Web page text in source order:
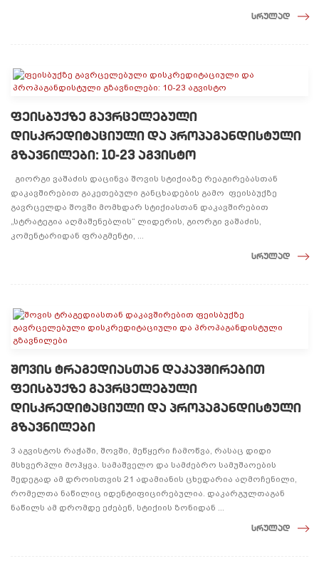
სრულად
ფეისბუქზე გავრცელებული
დისკრედიტაციული და პროპაგანდისტული
გზავნილები: 10-23 აგვისტო
გიორგი ვაშაძის დაცინვა შოვის სტიქიაზე რეაგირებასთან
დაკავშირებით გაკეთებული განცხადების გამო ფეისბუქზე
გავრცელდა შოვში მომხდარ სტიქიასთან დაკავშირებით
„სტრატეგია აღმაშენებლის“ ლიდერის, გიორგი ვაშაძის,
კომენტარიდან ფრაგმენტი, ...
სრულად
შოვის ტრაგედიასთან დაკავშირებით
ფეისბუქზე გავრცელებული
დისკრედიტაციული და პროპაგანდისტული
გზავნილები
3 აგვისტოს რაჭაში, შოვში, მეწყერი ჩამოწვა, რასაც დიდი
მსხვერპლი მოჰყვა. სამაშველო და სამძებრო სამუშაოების
შედეგად ამ დროისთვის 21 ადამიანის ცხედარია აღმოჩენილი,
რომელთა ნაწილიც იდენტიფიცირებულია. დაკარგულთაგან
ნაწილს ამ დრომდე ეძებენ, სტიქიის ზონიდან ...
სრულად